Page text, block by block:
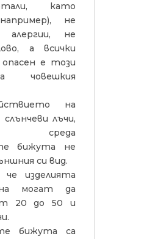
като
не
алергии, не
а всички
опасен е този
човешкия
на
лъчи,
среда
бижута не
си вид.
че изделията
могат да
20 до 50 и
бижута са